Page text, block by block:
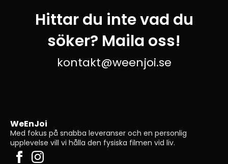
Hittar du inte vad du
söker? Maila oss!
kontakt@weenjoi.se
WeEnJoi
Med fokus på snabba leveranser och en personlig
upplevelse vill vi hålla den fysiska filmen vid liv.